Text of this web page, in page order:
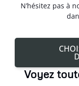
N’hésitez pas à
Voyez